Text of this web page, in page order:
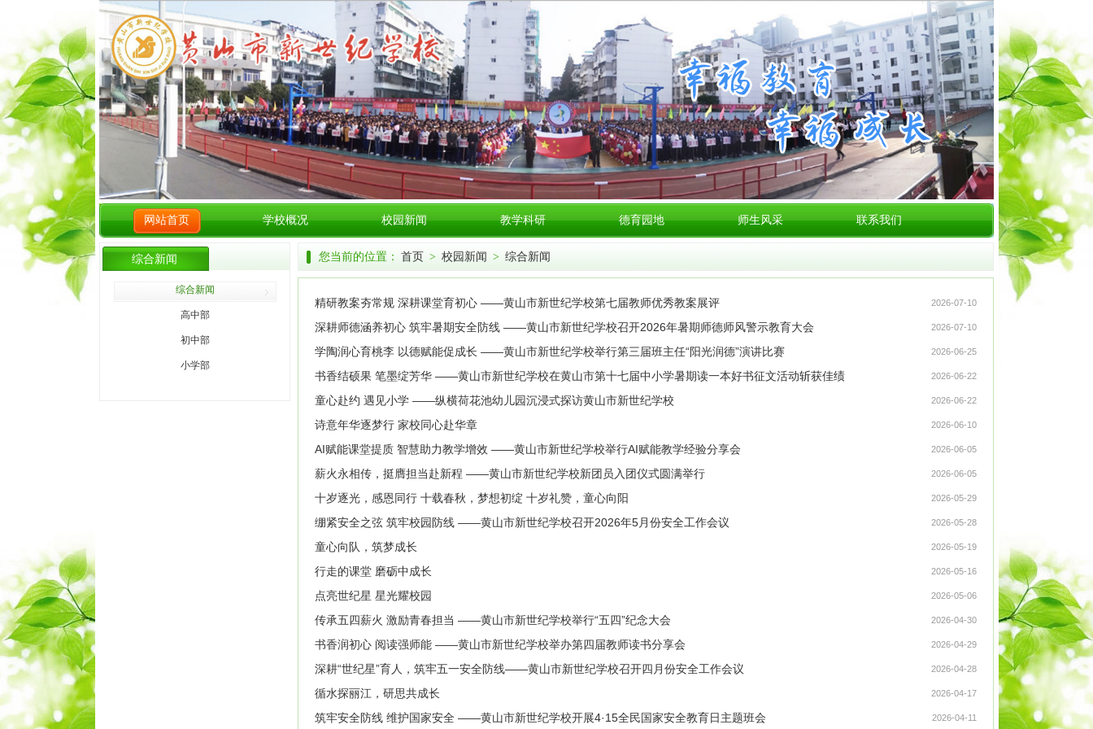
网站首页 学校概况 校园新闻 教学科研 德育园地 师生风采 联系我们
综合新闻
综合新闻
高中部
初中部
小学部
您当前的位置： 首页 > 校园新闻 > 综合新闻
2026-07-10
精研教案夯常规 深耕课堂育初心 ——黄山市新世纪学校第七届教师优秀教案展评
2026-07-10
深耕师德涵养初心 筑牢暑期安全防线 ——黄山市新世纪学校召开2026年暑期师德师风警示教育大会
2026-06-25
学陶润心育桃李 以德赋能促成长 ——黄山市新世纪学校举行第三届班主任“阳光润德”演讲比赛
2026-06-22
书香结硕果 笔墨绽芳华 ——黄山市新世纪学校在黄山市第十七届中小学暑期读一本好书征文活动斩获佳绩
2026-06-22
童心赴约 遇见小学 ——纵横荷花池幼儿园沉浸式探访黄山市新世纪学校
2026-06-10
诗意年华逐梦行 家校同心赴华章
2026-06-05
AI赋能课堂提质 智慧助力教学增效 ——黄山市新世纪学校举行AI赋能教学经验分享会
2026-06-05
薪火永相传，挺膺担当赴新程 ——黄山市新世纪学校新团员入团仪式圆满举行
2026-05-29
十岁逐光，感恩同行 十载春秋，梦想初绽 十岁礼赞，童心向阳
2026-05-28
绷紧安全之弦 筑牢校园防线 ——黄山市新世纪学校召开2026年5月份安全工作会议
2026-05-19
童心向队，筑梦成长
2026-05-16
行走的课堂 磨砺中成长
2026-05-06
点亮世纪星 星光耀校园
2026-04-30
传承五四薪火 激励青春担当 ——黄山市新世纪学校举行“五四”纪念大会
2026-04-29
书香润初心 阅读强师能 ——黄山市新世纪学校举办第四届教师读书分享会
2026-04-28
深耕“世纪星”育人，筑牢五一安全防线——黄山市新世纪学校召开四月份安全工作会议
2026-04-17
循水探丽江，研思共成长
2026-04-11
筑牢安全防线 维护国家安全 ——黄山市新世纪学校开展4·15全民国家安全教育日主题班会